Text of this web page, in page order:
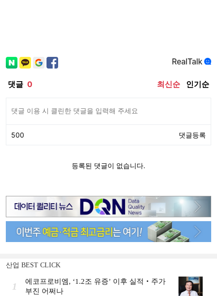
산업 BEST CLICK
1
에코프로비엠, ‘1.2조 유증’ 이후 실적‧주가
부진 어쩌나